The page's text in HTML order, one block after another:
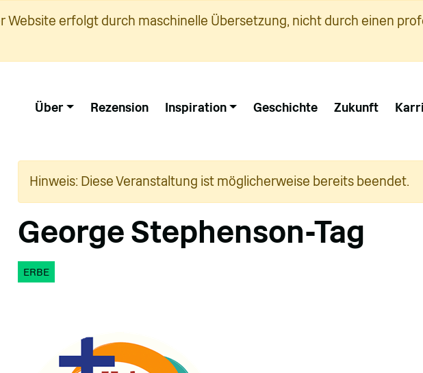
Website erfolgt durch maschinelle Übersetzung, nicht durch einen
Über Rezension Inspiration Geschichte Zukunft
Hinweis: Diese Veranstaltung ist möglicherweise bereits beendet.
George Stephenson-Tag
ERBE